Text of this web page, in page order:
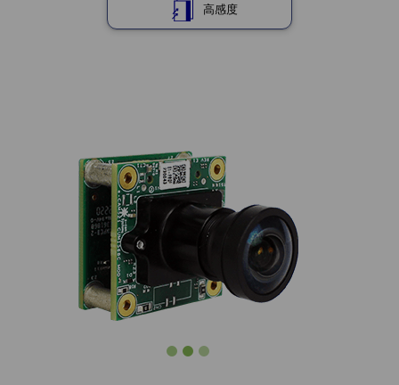
高感度